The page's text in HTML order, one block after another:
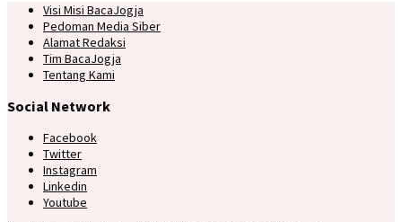
Visi Misi BacaJogja
Pedoman Media Siber
Alamat Redaksi
Tim BacaJogja
Tentang Kami
Social Network
Facebook
Twitter
Instagram
Linkedin
Youtube